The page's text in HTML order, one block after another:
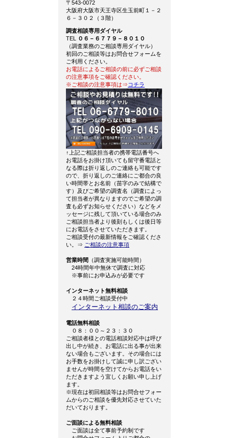
〒543-0072
大阪府大阪市天王寺区生玉前町１－２
６－３０２（３階）
調査相談専用ダイヤル
TEL ０６－６７７９－８０１０
（調査業務のご相談専用ダイヤル）
初回のご相談等はお問合せフォームを
ご利用ください。
お電話によるご相談の前に必ずご相談
の注意事項をご確認ください。
※ご相談の注意事項は⇒コチラ
↑上記ご相談担当者の携帯電話番号へ
お電話をお掛け頂いても留守番電話と
なる際は折り返しのご連絡も可能です
ので、折り返しのご連絡にご都合の良
い時間帯とお名前（苗字のみで結構で
す）及びご希望の調査名（調査によっ
て担当者が異なりますのでご希望の調
査も必ずお知らせください）などをメ
ッセージに残して頂いている場合のみ
ご相談担当者より後刻もしくは後日等
にお電話をさせていただきます。
ご相談受付の最新情報をご確認くださ
い。⇒ ご相談の注意事項
営業時間 （調査実施可能時間）
24時間年中無休で調査に対応
※事前にお申込みが必要です
インターネット無料相談
２４時間ご相談受付中
インターネット相談のご案内
電話無料相談
０８：００～２３：３０
ご相談者様との電話相談対応中は呼び
出し中が続き、お電話に出る事が出来
ない場合もございます。その場合には
お手数をお掛けして誠に申し訳ござい
ませんが時間を空けてからお電話をい
ただきますよう宜しくお願い申し上げ
ます。
※現在は初回相談等はお問合せフォー
ムからのご相談を優先対応させていた
だいております。
ご面談による無料相談
ご面談は全て事前予約制です